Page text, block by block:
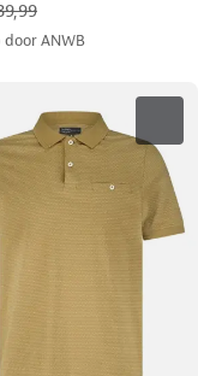
doorANWB